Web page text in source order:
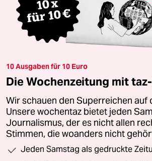
10 Ausgaben für 10 Euro
Die Wochenzeitung mit
Wir schauen den Superreichen auf
Unsere wochentaz bietet jeden
Journalismus, der es nicht allen
Stimmen, die woanders nicht
Jeden Samstag als gedruckte